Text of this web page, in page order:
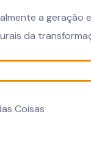
a geração
da
Coisas